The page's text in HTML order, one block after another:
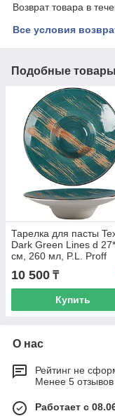
Возврат товара в
Все условия
Подобные
Тарелка для пасты
Dark Green Lines d
см, 260 мл, P.L. Proff
10 500 ₸
Купить
О нас
Рейтинг не
Менее 5
Работает с